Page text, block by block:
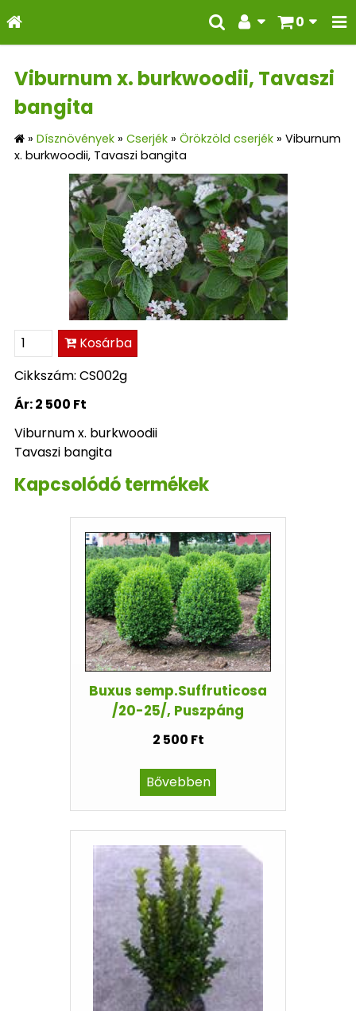
0
Viburnum x. burkwoodii, Tavaszi
bangita
» Dísznövények » Cserjék » Örökzöld cserjék » Viburnum
x. burkwoodii, Tavaszi bangita
Kosárba
Cikkszám: CS002g
Ár:2 500 Ft
Viburnum x. burkwoodii
Tavaszi bangita
Kapcsolódó termékek
Buxus semp.Suffruticosa
/20-25/, Puszpáng
2 500 Ft
Bővebben